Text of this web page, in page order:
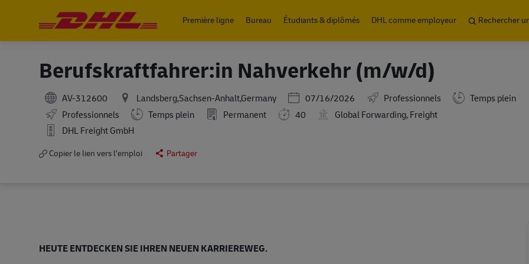
Première ligne
Bureau Étudiants & diplômés DHL comme employeur Rechercher
Berufskraftfahrer:in Nahverkehr (m/w/d)
AV-312600 Landsberg,Sachsen-Anhalt,Germany Posted Date
07/16/2026 Professionnels
Temps plein
Professionnels
Working Hours
Temps plein Permanent 40
Global Forwarding, Freight
DHL Freight GmbH
Copier le lien vers l’emploi Partager
HEUTE ENTDECKEN SIE IHREN NEUEN KARRIEREWEG.